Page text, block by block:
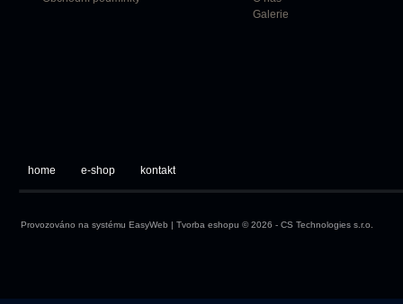
Galerie
home e-shop kontakt
Provozováno na systému EasyWeb | Tvorba eshopu © 2026 - CS Technologies s.r.o.